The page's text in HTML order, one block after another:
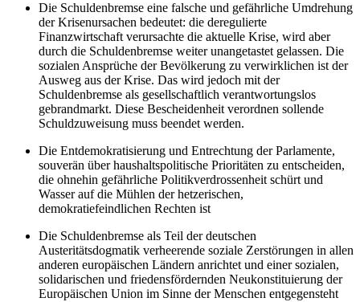
Die Schuldenbremse eine falsche und gefährliche Umdrehung
der Krisenursachen bedeutet: die deregulierte
Finanzwirtschaft verursachte die aktuelle Krise, wird aber
durch die Schuldenbremse weiter unangetastet gelassen. Die
sozialen Ansprüche der Bevölkerung zu verwirklichen ist der
Ausweg aus der Krise. Das wird jedoch mit der
Schuldenbremse als gesellschaftlich verantwortungslos
gebrandmarkt. Diese Bescheidenheit verordnen sollende
Schuldzuweisung muss beendet werden.
Die Entdemokratisierung und Entrechtung der Parlamente,
souverän über haushaltspolitische Prioritäten zu entscheiden,
die ohnehin gefährliche Politikverdrossenheit schürt und
Wasser auf die Mühlen der hetzerischen,
demokratiefeindlichen Rechten ist
Die Schuldenbremse als Teil der deutschen
Austeritätsdogmatik verheerende soziale Zerstörungen in allen
anderen europäischen Ländern anrichtet und einer sozialen,
solidarischen und friedensfördernden Neukonstituierung der
Europäischen Union im Sinne der Menschen entgegensteht